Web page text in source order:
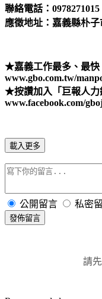
聯絡電話：0978271015
應徵地址：嘉義縣朴
★嘉義工作最多、最快
www.gbo.com.tw/
★按讚加入「巨報人力
www.facebook.com/
載入更多
公開留言 私密
發佈留言
請先